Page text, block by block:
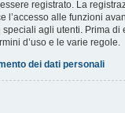
registrato. La
l’accesso alle funzioni
agli utenti. Prima di
d’uso e le varie regole.
dei dati personali